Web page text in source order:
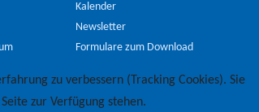
Kalender
Newsletter
Formulare zum Download
zu verbessern (Tracking Cookies). Sie
zur Verfügung stehen.